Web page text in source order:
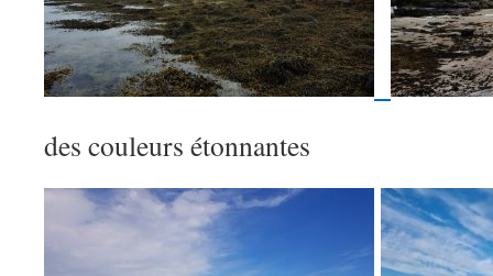
des couleurs étonnantes